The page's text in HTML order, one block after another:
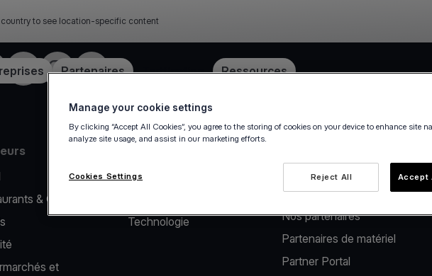
to see location-specific content
Partenaires Tarification Ressources
LinkedInInstagramYouTube
& Cafés
et
Notre société
Technologie
partenaires
Solutions pour éditeurs​
Nos partenaires​
Partenaires de matériel
Partner Portal
Manage your cookie settings
By clicking “Accept All Cookies”, you agree to the storing of cookies on your device to enhance site
analyze site usage, and assist in our marketing efforts.
Reject All Accept
Cookies Settings